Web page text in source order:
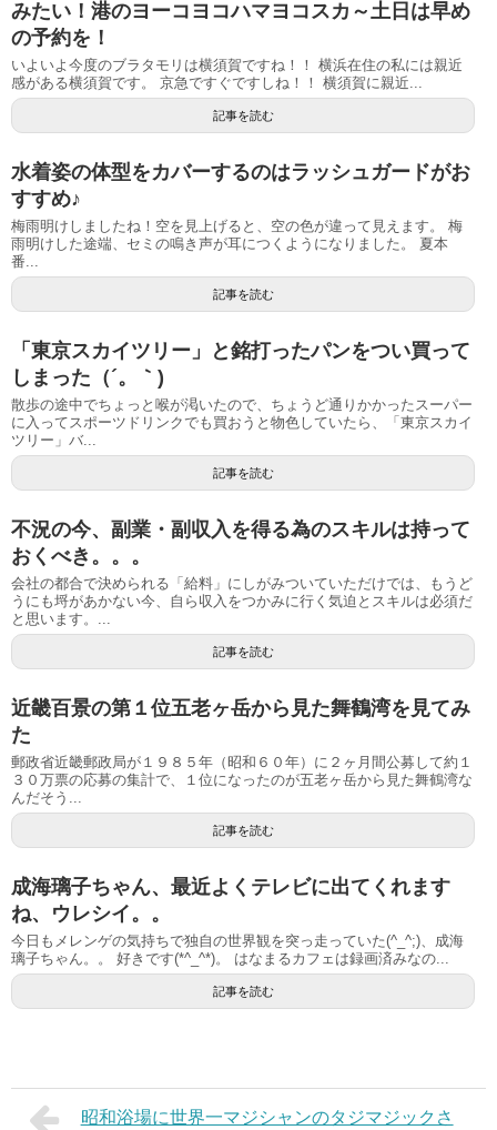
みたい！港のヨーコヨコハマヨコスカ～土日は早め
の予約を！
いよいよ今度のブラタモリは横須賀ですね！！ 横浜在住の私には親近
感がある横須賀です。 京急ですぐですしね！！ 横須賀に親近...
記事を読む
水着姿の体型をカバーするのはラッシュガードがお
すすめ♪
梅雨明けしましたね！空を見上げると、空の色が違って見えます。 梅
雨明けした途端、セミの鳴き声が耳につくようになりました。 夏本
番...
記事を読む
「東京スカイツリー」と銘打ったパンをつい買って
しまった（´。｀)
散歩の途中でちょっと喉が渇いたので、ちょうど通りかかったスーパー
に入ってスポーツドリンクでも買おうと物色していたら、「東京スカイ
ツリー」バ...
記事を読む
不況の今、副業・副収入を得る為のスキルは持って
おくべき。。。
会社の都合で決められる「給料」にしがみついていただけでは、もうど
うにも埒があかない今、自ら収入をつかみに行く気迫とスキルは必須だ
と思います。...
記事を読む
近畿百景の第１位五老ヶ岳から見た舞鶴湾を見てみ
た
郵政省近畿郵政局が１９８５年（昭和６０年）に２ヶ月間公募して約１
３０万票の応募の集計で、１位になったのが五老ヶ岳から見た舞鶴湾な
んだそう...
記事を読む
成海璃子ちゃん、最近よくテレビに出てくれます
ね、ウレシイ。。
今日もメレンゲの気持ちで独自の世界観を突っ走っていた(^_^;)、成海
璃子ちゃん。。 好きです(*^_^*)。 はなまるカフェは録画済みなの...
記事を読む
昭和浴場に世界一マジシャンのタジマジックさ